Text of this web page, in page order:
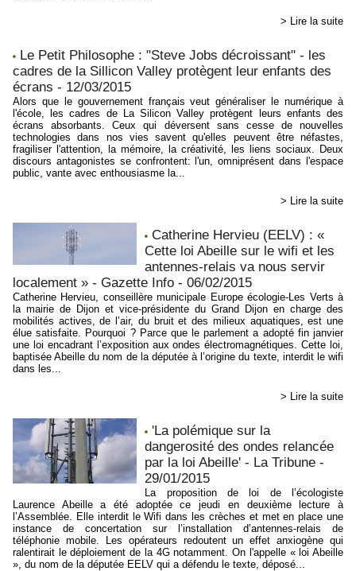
> Lire la suite
Le Petit Philosophe : "Steve Jobs décroissant" - les
cadres de la Sillicon Valley protègent leur enfants des
écrans - 12/03/2015
Alors que le gouvernement français veut généraliser le numérique à
l'école, les cadres de La Silicon Valley protègent leurs enfants des
écrans absorbants. Ceux qui déversent sans cesse de nouvelles
technologies dans nos vies savent qu'elles peuvent être néfastes,
fragiliser l'attention, la mémoire, la créativité, les liens sociaux. Deux
discours antagonistes se confrontent: l'un, omniprésent dans l'espace
public, vante avec enthousiasme la...
> Lire la suite
Catherine Hervieu (EELV) : «
Cette loi Abeille sur le wifi et les
antennes-relais va nous servir
localement » - Gazette Info - 06/02/2015
Catherine Hervieu, conseillère municipale Europe écologie-Les Verts à
la mairie de Dijon et vice-présidente du Grand Dijon en charge des
mobilités actives, de l’air, du bruit et des milieux aquatiques, est une
élue satisfaite. Pourquoi ? Parce que le parlement a adopté fin janvier
une loi encadrant l’exposition aux ondes électromagnétiques. Cette loi,
baptisée Abeille du nom de la députée à l’origine du texte, interdit le wifi
dans les...
> Lire la suite
'La polémique sur la
dangerosité des ondes relancée
par la loi Abeille' - La Tribune -
29/01/2015
La proposition de loi de l’écologiste
Laurence Abeille a été adoptée ce jeudi en deuxième lecture à
l’Assemblée. Elle interdit le Wifi dans les crèches et met en place une
instance de concertation sur l’installation d’antennes-relais de
téléphonie mobile. Les opérateurs redoutent un effet anxiogène qui
ralentirait le déploiement de la 4G notamment. On l'appelle « loi Abeille
», du nom de la députée EELV qui a défendu le texte, déposé...